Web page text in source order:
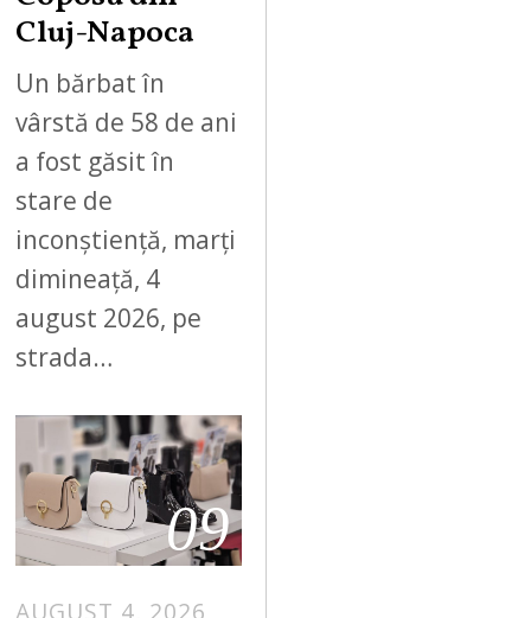
Cluj-Napoca
Un bărbat în
vârstă de 58 de ani
a fost găsit în
stare de
inconștiență, marți
dimineață, 4
august 2026, pe
strada…
09
AUGUST 4, 2026